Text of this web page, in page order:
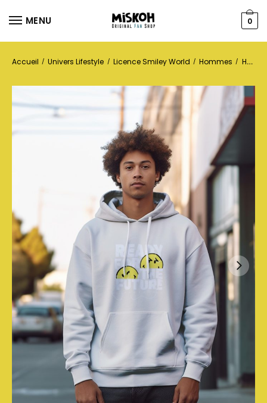
MENU 0
Accueil / Univers Lifestyle / Licence Smiley World / Hommes / Hoodies